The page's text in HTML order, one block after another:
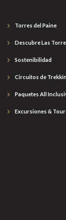
Torres del Paine
Descubre Las
Sostenibilidad
Circuitos de
Paquetes All
Excursiones &